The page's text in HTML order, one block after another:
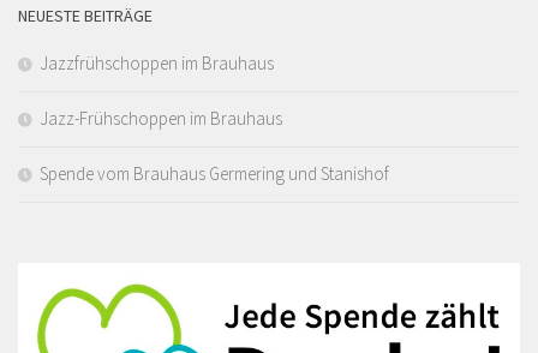
NEUESTE BEITRÄGE
Jazzfrühschoppen im Brauhaus
Jazz-Frühschoppen im Brauhaus
Spende vom Brauhaus Germering und Stanishof